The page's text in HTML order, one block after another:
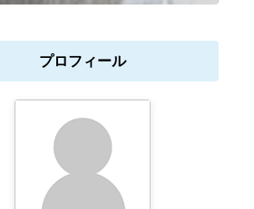
プロフィール